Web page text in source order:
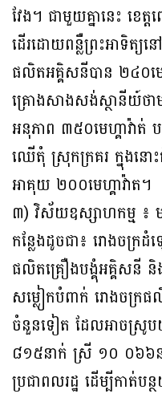
វែង។ ជាមួយគ្នានេះ ខេ
ដើរដោយ​ពន្លឺ​ព្រះ​អា​ទិត្យ
ផលិតអគ្គិសនីបាន ២៤០ម
គ្រោងសាងសង់ស្ថានីយ៍ថា
អនុភាព ៣៥០មេហ្គាវ៉ា
ឈើតុំ ស្រុកក្រគរ ក្នុងន
អាគុយ ២០០មេហ្គាវ៉ាត។
៣) វិស័យឧស្សាហកម្ម ៖
កន្លែងដូចជា៖ រោងចក្រ
ផលិតគ្រឿងបង្គុំអគ្គិសនី និ
សម្លៀក​បំពាក់ រោងចក្
ចំនួនទៀត ដែលអាចស្រូ
៨១៥នាក់ ស្រី ១០ ០៦៦
ប្រជាពលរដ្ឋ ដើម្បីកាត់ប